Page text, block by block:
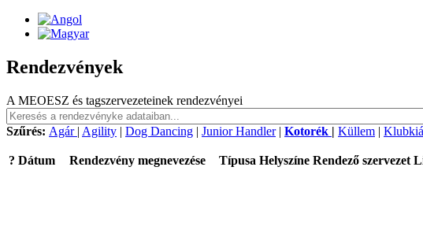
Rendezvények
A MEOESZ és tagszervezeteinek rendezvényei
Szűrés: Agár | Agility | Dog Dancing | Junior Handler| Kotorék | Küllem |
? Dátum Rendezvény megnevezése Típusa Helyszíne Rendező szervezet